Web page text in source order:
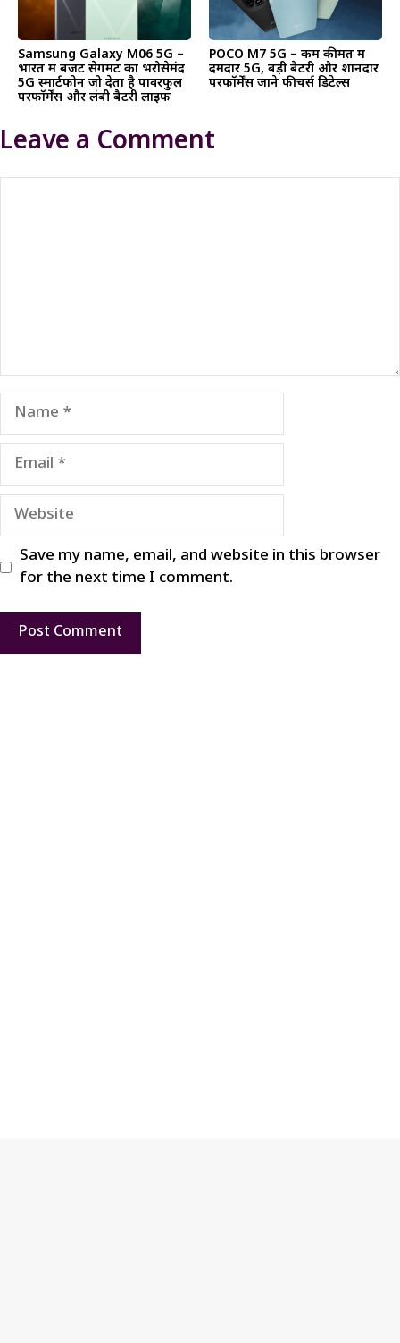
Samsung Galaxy M06 5G –
भारत में बजट सेगमेंट का भरोसेमंद
5G स्मार्टफोन जो देता है पावरफुल
परफॉर्मेंस और लंबी बैटरी लाइफ
POCO M7 5G – कम कीमत में
दमदार 5G, बड़ी बैटरी और शानदार
परफॉर्मेंस जाने फीचर्स डिटेल्स
Leave a Comment
Name
Email
Website
Save my name, email, and website in this browser
for the next time I comment.